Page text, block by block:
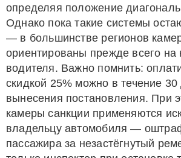
определяя положение
Однако пока такие системы
— в большинстве регионов
ориентированы прежде всего на
водителя. Важно помнить:
скидкой 25% можно в течение
вынесения постановления. При
камеры санкции применяются
владельцу автомобиля —
пассажира за незастёгнутый